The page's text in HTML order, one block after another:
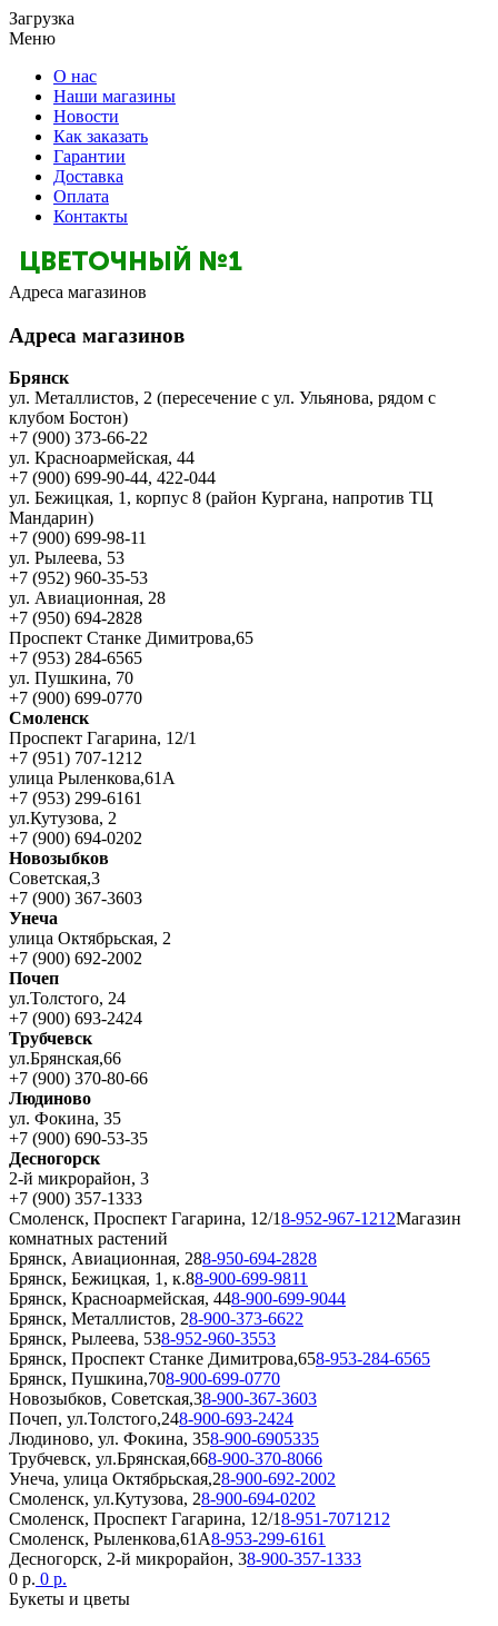
Загрузка
Меню
О нас
Наши магазины
Новости
Как заказать
Гарантии
Доставка
Оплата
Контакты
Адреса магазинов
Адреса магазинов
Брянск
ул. Металлистов, 2 (пересечение с ул. Ульянова, рядом с
клубом Бостон)
+7 (900) 373-66-22
ул. Красноармейская, 44
+7 (900) 699-90-44, 422-044
ул. Бежицкая, 1, корпус 8 (район Кургана, напротив ТЦ
Мандарин)
+7 (900) 699-98-11
ул. Рылеева, 53
+7 (952) 960-35-53
ул. Авиационная, 28
+7 (950) 694-2828
Проспект Станке Димитрова,65
+7 (953) 284-6565
ул. Пушкина, 70
+7 (900) 699-0770
Смоленск
Проспект Гагарина, 12/1
+7 (951) 707-1212
улица Рыленкова,61А
+7 (953) 299-6161
ул.Кутузова, 2
+7 (900) 694-0202
Новозыбков
Советская,3
+7 (900) 367-3603
Унеча
улица Октябрьская, 2
+7 (900) 692-2002
Почеп
ул.Толстого, 24
+7 (900) 693-2424
Трубчевск
ул.Брянская,66
+7 (900) 370-80-66
Людиново
ул. Фокина, 35
+7 (900) 690-53-35
Десногорск
2-й микрорайон, 3
+7 (900) 357-1333
Смоленск, Проспект Гагарина, 12/18-952-967-1212Магазин
комнатных растений
Брянск, Авиационная, 288-950-694-2828
Брянск, Бежицкая, 1, к.88-900-699-9811
Брянск, Красноармейская, 448-900-699-9044
Брянск, Металлистов, 28-900-373-6622
Брянск, Рылеева, 538-952-960-3553
Брянск, Проспект Станке Димитрова,658-953-284-6565
Брянск, Пушкина,708-900-699-0770
Новозыбков, Советская,38-900-367-3603
Почеп, ул.Толстого,248-900-693-2424
Людиново, ул. Фокина, 358-900-6905335
Трубчевск, ул.Брянская,668-900-370-8066
Унеча, улица Октябрьская,28-900-692-2002
Смоленск, ул.Кутузова, 28-900-694-0202
Смоленск, Проспект Гагарина, 12/18-951-7071212
Смоленск, Рыленкова,61А8-953-299-6161
Десногорск, 2-й микрорайон, 38-900-357-1333
0 р. 0 р.
Букеты и цветы